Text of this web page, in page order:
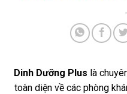
Dinh Dưỡng Plus là
toàn diện về các phòng